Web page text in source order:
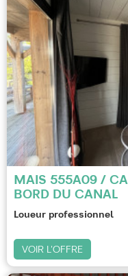
MAIS 555A09 /
BORD DU CANAL
Loueur professionnel
VOIR L'OFFRE